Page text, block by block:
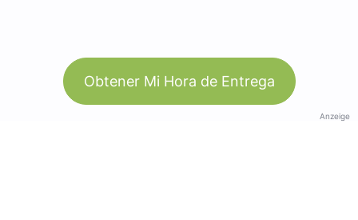
Obtener Mi Hora de Entrega
Anzeige